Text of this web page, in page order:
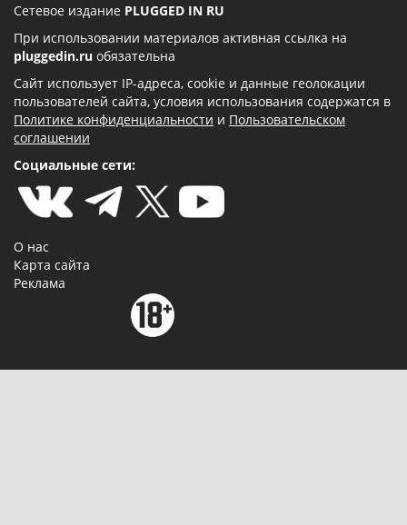
Сетевое издание PLUGGED IN RU
При использовании материалов активная ссылка на
pluggedin.ru обязательна
Сайт использует IP-адреса, cookie и данные геолокации
пользователей сайта, условия использования содержатся в
Политике конфиденциальности и Пользовательском
соглашении
Социальные сети:
О нас
Карта сайта
Реклама